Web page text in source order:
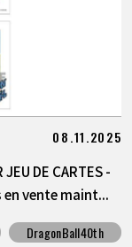
08.11.2025
DE CARTES -
en vente maint...
DragonBall40th